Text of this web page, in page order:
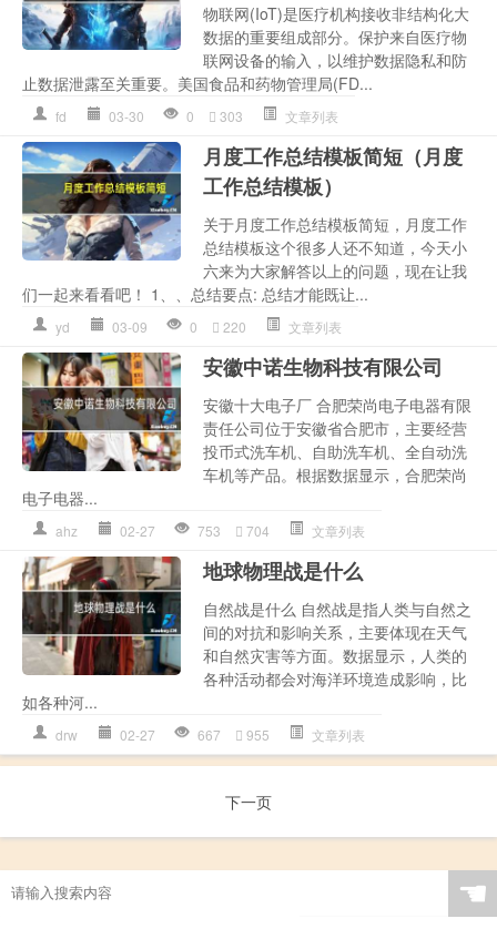
物联网(IoT)是医疗机构接收非结构化大
数据的重要组成部分。保护来自医疗物
联网设备的输入，以维护数据隐私和防
止数据泄露至关重要。美国食品和药物管理局(FD...
fd 03-30 0 303 文章列表
月度工作总结模板简短（月度
工作总结模板）
关于月度工作总结模板简短，月度工作
总结模板这个很多人还不知道，今天小
六来为大家解答以上的问题，现在让我
们一起来看看吧！ 1、、总结要点: 总结才能既让...
yd 03-09 0 220 文章列表
安徽中诺生物科技有限公司
安徽十大电子厂 合肥荣尚电子电器有限
责任公司位于安徽省合肥市，主要经营
投币式洗车机、自助洗车机、全自动洗
车机等产品。根据数据显示，合肥荣尚
电子电器...
ahz 02-27 753 704 文章列表
地球物理战是什么
自然战是什么 自然战是指人类与自然之
间的对抗和影响关系，主要体现在天气
和自然灾害等方面。数据显示，人类的
各种活动都会对海洋环境造成影响，比
如各种河...
drw 02-27 667 955 文章列表
下一页
☚